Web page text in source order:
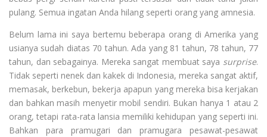
pulang. Semua ingatan Anda hilang seperti orang yang amnesia.
Belum lama ini saya bertemu beberapa orang di Amerika yang
usianya sudah diatas 70 tahun. Ada yang 81 tahun, 78 tahun, 77
tahun, dan sebagainya. Mereka sangat membuat saya surprise.
Tidak seperti nenek dan kakek di Indonesia, mereka sangat aktif,
memasak, berkebun, bekerja apapun yang mereka bisa kerjakan
dan bahkan masih menyetir mobil sendiri. Bukan hanya 1 atau 2
orang, tetapi rata-rata lansia memiliki kehidupan yang seperti ini.
Bahkan para pramugari dan pramugara pesawat-pesawat